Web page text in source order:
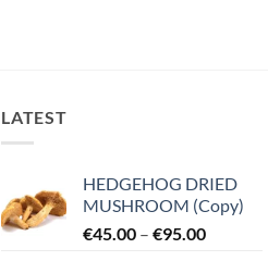
LATEST
HEDGEHOG DRIED
MUSHROOM (Copy)
€45.00 – €95.00Price